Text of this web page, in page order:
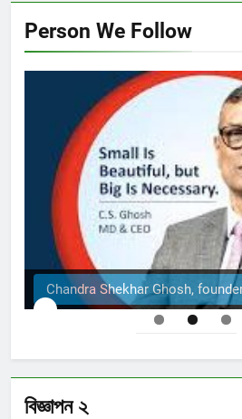
Person We Follow
Chandra Shekhar Ghosh,
বিজ্ঞাপন ২